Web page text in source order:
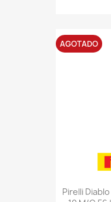
Pirelli
AGOTADO